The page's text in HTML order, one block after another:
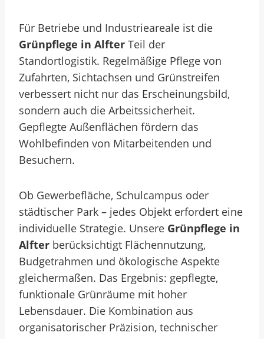
Für Betriebe und Industrieareale ist die
Grünpflege in Alfter Teil der
Standortlogistik. Regelmäßige Pflege von
Zufahrten, Sichtachsen und Grünstreifen
verbessert nicht nur das Erscheinungsbild,
sondern auch die Arbeitssicherheit.
Gepflegte Außenflächen fördern das
Wohlbefinden von Mitarbeitenden und
Besuchern.
Ob Gewerbefläche, Schulcampus oder
städtischer Park – jedes Objekt erfordert eine
individuelle Strategie. Unsere Grünpflege in
Alfter berücksichtigt Flächennutzung,
Budgetrahmen und ökologische Aspekte
gleichermaßen. Das Ergebnis: gepflegte,
funktionale Grünräume mit hoher
Lebensdauer. Die Kombination aus
organisatorischer Präzision, technischer